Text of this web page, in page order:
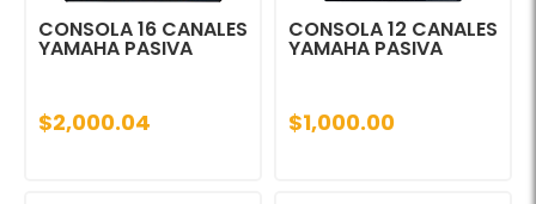
CONSOLA 16 CANALES
YAMAHA PASIVA
$2,000.04
CONSOLA 12 CANALES
YAMAHA PASIVA
$1,000.00